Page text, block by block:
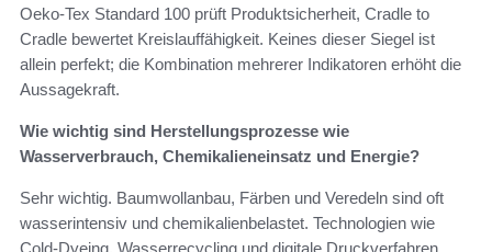
Oeko‑Tex Standard 100 prüft Produktsicherheit, Cradle to
Cradle bewertet Kreislauffähigkeit. Keines dieser Siegel ist
allein perfekt; die Kombination mehrerer Indikatoren erhöht die
Aussagekraft.
Wie wichtig sind Herstellungsprozesse wie
Wasserverbrauch, Chemikalieneinsatz und Energie?
Sehr wichtig. Baumwollanbau, Färben und Veredeln sind oft
wasserintensiv und chemikalienbelastet. Technologien wie